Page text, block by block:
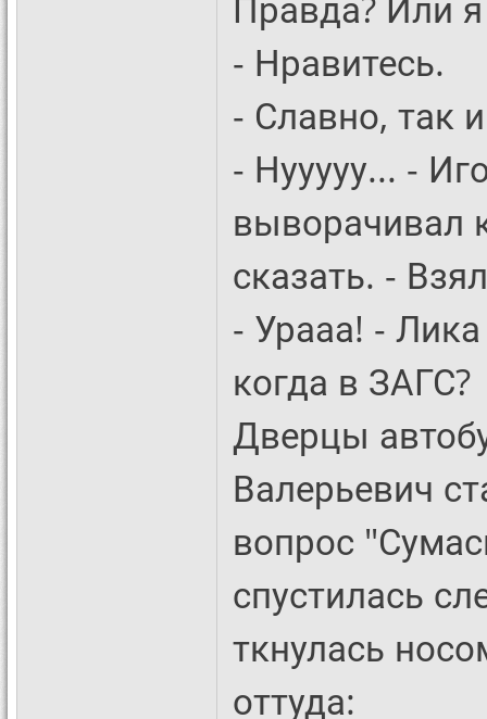
- Нравитесь.
- Славно, так
- Нууууу... -
выворачивал
сказать. -
- Урааа! -
когда в ЗАГС?
Дверцы
Валерьевич
вопрос
спустилась
ткнулась
оттуда: